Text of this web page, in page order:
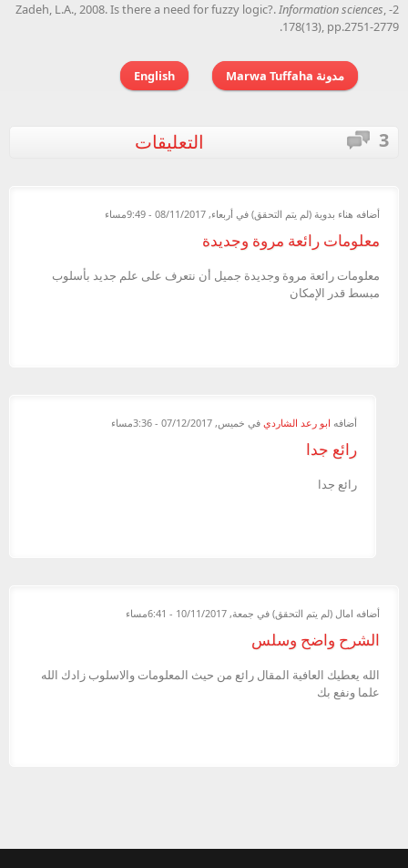
2- Zadeh, L.A., 2008. Is there a need for fuzzy logic?.
Information sciences,
178(13), pp.2751-2779.
مدونة Marwa Tuffaha English
التعليقات 3
أضافه هناء بدوية (لم يتم التحقق) في أربعاء, 08/11/2017 - 9:49مساء
معلومات رائعة مروة وجديدة
معلومات رائعة مروة وجديدة جميل أن نتعرف على علم جديد بأسلوب
مبسط قدر الإمكان
أضافه ابو رعد الشاردي في خميس, 07/12/2017 - 3:36مساء
رائع جدا
رائع جدا
أضافه امال (لم يتم التحقق) في جمعة, 10/11/2017 - 6:41مساء
الشرح واضح وسلس
الله يعطيك العافية المقال رائع من حيث المعلومات والاسلوب زادك الله
علما ونفع بك